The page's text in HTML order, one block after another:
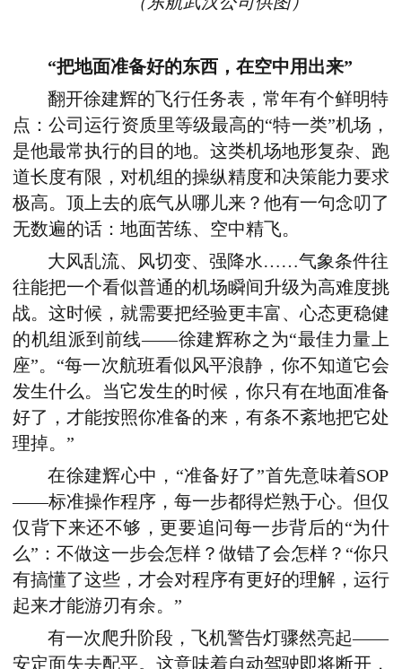
“把地面准备好的东西，在空中用出来”
翻开徐建辉的飞行任务表，常年有个鲜明特
点：公司运行资质里等级最高的“特一类”机场，
是他最常执行的目的地。这类机场地形复杂、跑
道长度有限，对机组的操纵精度和决策能力要求
极高。顶上去的底气从哪儿来？他有一句念叨了
无数遍的话：地面苦练、空中精飞。
大风乱流、风切变、强降水……气象条件往
往能把一个看似普通的机场瞬间升级为高难度挑
战。这时候，就需要把经验更丰富、心态更稳健
的机组派到前线——徐建辉称之为“最佳力量上
座”。“每一次航班看似风平浪静，你不知道它会
发生什么。当它发生的时候，你只有在地面准备
好了，才能按照你准备的来，有条不紊地把它处
理掉。”
在徐建辉心中，“准备好了”首先意味着SOP
——标准操作程序，每一步都得烂熟于心。但仅
仅背下来还不够，更要追问每一步背后的“为什
么”：不做这一步会怎样？做错了会怎样？“你只
有搞懂了这些，才会对程序有更好的理解，运行
起来才能游刃有余。”
有一次爬升阶段，飞机警告灯骤然亮起——
安定面失去配平。这意味着自动驾驶即将断开，